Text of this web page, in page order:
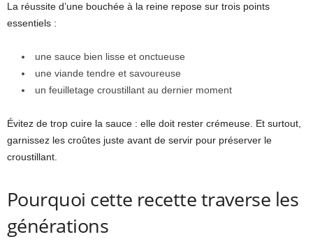
La réussite d’une bouchée à la reine repose sur trois points
essentiels :
une sauce bien lisse et onctueuse
une viande tendre et savoureuse
un feuilletage croustillant au dernier moment
Évitez de trop cuire la sauce : elle doit rester crémeuse. Et surtout,
garnissez les croûtes juste avant de servir pour préserver le
croustillant.
Pourquoi cette recette traverse les
générations